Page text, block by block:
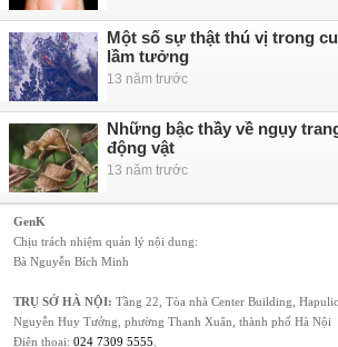
Một số sự thật thú vị trong
lầm tưởng
13 năm trước
Những bậc thầy về ngụy
động vật
13 năm trước
GenK
Chịu trách nhiệm quản lý nội dung:
Bà Nguyễn Bích Minh
TRỤ SỞ HÀ NỘI: Tầng 22, Tòa nhà Center Building,
Nguyễn Huy Tưởng, phường Thanh Xuân, thành phố Hà Nội
Điện thoại: 024 7309 5555